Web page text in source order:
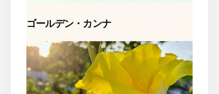
ゴールデン・カンナ